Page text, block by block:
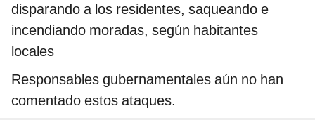
disparando a los residentes, saqueando e
incendiando moradas, según habitantes
locales
Responsables gubernamentales aún no han
comentado estos ataques.